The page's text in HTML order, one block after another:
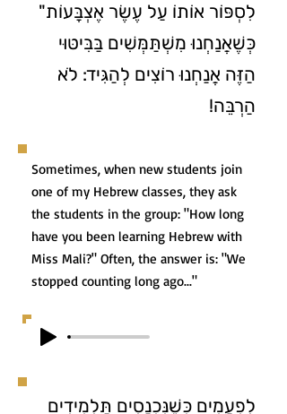
לִסְפּוֹר אוֹתוֹ עַל עֶשֶׂר אֶצְבָּעוֹת"
כְּשֶׁאֲנַחְנוּ מִשְׁתַּמְּשִׁים בַּבִּיטּוּי
הַזֶּה אֲנַחְנוּ רוֹצִים לְהַגִּיד: לֹא
הַרְבֵּה!
Sometimes, when new students join
one of my Hebrew classes, they ask
the students in the group: "How long
have you been learning Hebrew with
Miss Mali?" Often, the answer is: "We
stopped counting long ago..."
לִפְעָמִים כְּשֶׁנִּכְנָסִים תַּלְמִידִים